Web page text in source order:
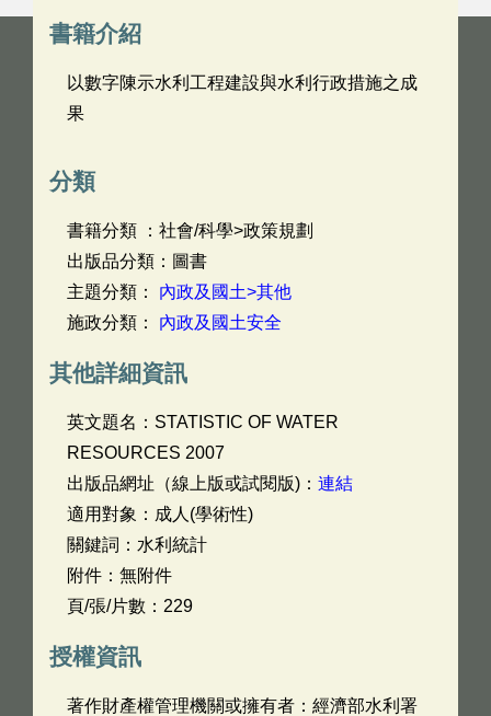
書籍介紹
以數字陳示水利工程建設與水利行政措施之成
果
分類
書籍分類 ：社會/科學>政策規劃
出版品分類：圖書
主題分類： 內政及國土>其他
施政分類： 內政及國土安全
其他詳細資訊
英文題名： STATISTIC OF WATER
RESOURCES 2007
出版品網址（線上版或試閱版)： 連結
適用對象：成人(學術性)
關鍵詞：水利統計
附件：無附件
頁/張/片數：229
授權資訊
著作財產權管理機關或擁有者：經濟部水利署